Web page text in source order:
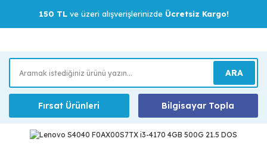
150 TLve üzeri alışverişlerinizde Ücretsiz Kargo!
ARA
Fırsat Ürünleri Bilgisayar Topla